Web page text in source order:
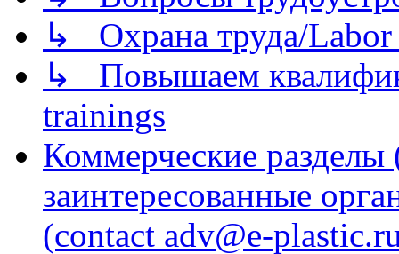
↳ Охрана труда/Labor
↳ Повышаем
trainings
Коммерческие
заинтересованные
(contact adv@e-